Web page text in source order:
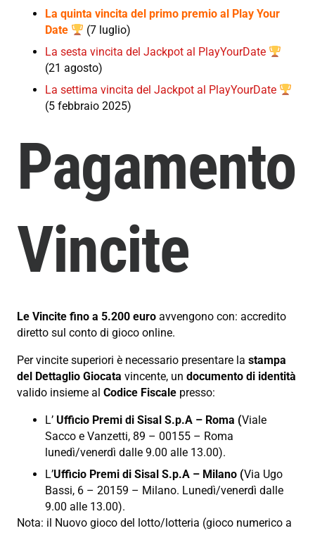
La quinta vincita del primo premio al Play Your
Date
(7 luglio)
La sesta vincita del Jackpot al PlayYourDate
(21 agosto)
La settima vincita del Jackpot al PlayYourDate
(5 febbraio 2025)
Pagamento
Vincite
Le Vincite fino a 5.200 euro avvengono con: accredito
diretto sul conto di gioco online.
Per vincite superiori è necessario presentare la stampa
del Dettaglio Giocata vincente, un documento di identità
valido insieme al Codice Fiscale presso:
L’ Ufficio Premi di Sisal S.p.A – Roma (Viale
Sacco e Vanzetti, 89 – 00155 – Roma
lunedì/venerdì dalle 9.00 alle 13.00).
L’Ufficio Premi di Sisal S.p.A – Milano (Via Ugo
Bassi, 6 – 20159 – Milano. Lunedì/venerdì dalle
9.00 alle 13.00).
Nota: il Nuovo gioco del lotto/lotteria (gioco numerico a